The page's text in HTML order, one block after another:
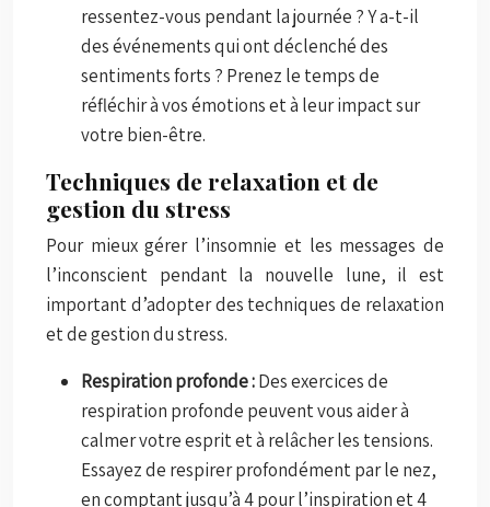
ressentez-vous pendant la journée ? Y a-t-il
des événements qui ont déclenché des
sentiments forts ? Prenez le temps de
réfléchir à vos émotions et à leur impact sur
votre bien-être.
Techniques de relaxation et de
gestion du stress
Pour mieux gérer l’insomnie et les messages de
l’inconscient pendant la nouvelle lune, il est
important d’adopter des techniques de relaxation
et de gestion du stress.
Respiration profonde :Des exercices de
respiration profonde peuvent vous aider à
calmer votre esprit et à relâcher les tensions.
Essayez de respirer profondément par le nez,
en comptant jusqu’à 4 pour l’inspiration et 4